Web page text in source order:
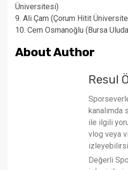
Üniversitesi)
9. Ali Çam (Çorum Hitit
10. Cem Osmanoğlu (Bursa
About Author
Resul
kanalımda
ile ilgili
vlog veya
Değerli